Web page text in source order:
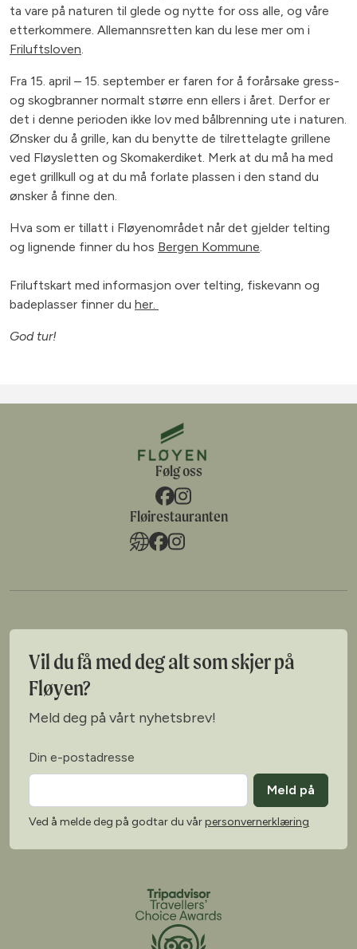
ta vare på naturen til glede og nytte for oss alle, og våre
etterkommere. Allemannsretten kan du lese mer om i
Friluftsloven.
Fra 15. april – 15. september er faren for å forårsake gress-
og skogbranner normalt større enn ellers i året. Derfor er
det i denne perioden ikke lov med bålbrenning ute i naturen.
Ønsker du å grille, kan du benytte de tilrettelagte grillene
ved Fløysletten og Skomakerdiket. Merk at du må ha med
eget grillkull og at du må forlate plassen i den stand du
ønsker å finne den.
Hva som er tillatt i Fløyenområdet når det gjelder telting
og lignende finner du hos Bergen Kommune.
Friluftskart med informasjon over telting, fiskevann og
badeplasser finner du her.
God tur!
Følg oss
Fløirestauranten
Vil du få med deg alt som skjer på
Fløyen?
Meld deg på vårt nyhetsbrev!
Din e-postadresse
Meld på
Ved å melde deg på godtar du vårpersonvernerklæring